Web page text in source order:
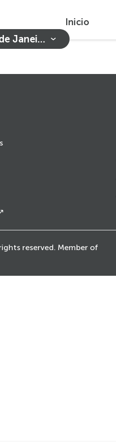
Rio de Janeiro
Inicio
reserved. Member of